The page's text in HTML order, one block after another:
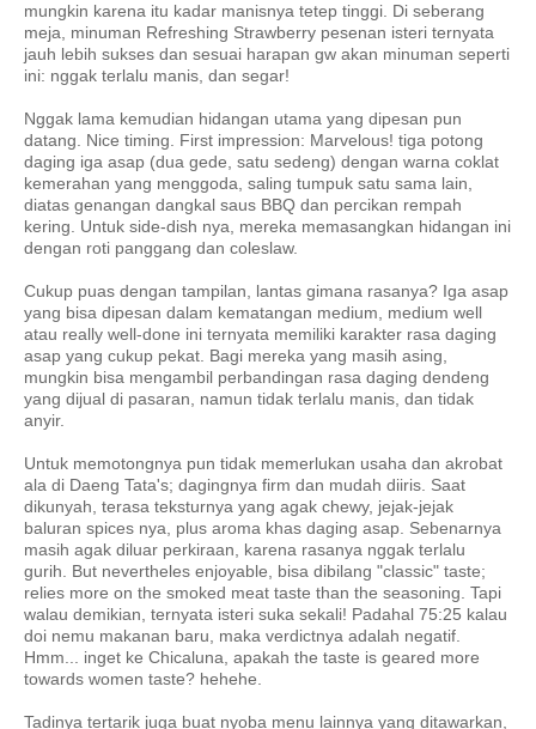
mungkin karena itu kadar manisnya tetep tinggi. Di seberang
meja, minuman Refreshing Strawberry pesenan isteri ternyata
jauh lebih sukses dan sesuai harapan gw akan minuman seperti
ini: nggak terlalu manis, dan segar!
Nggak lama kemudian hidangan utama yang dipesan pun
datang. Nice timing. First impression: Marvelous! tiga potong
daging iga asap (dua gede, satu sedeng) dengan warna coklat
kemerahan yang menggoda, saling tumpuk satu sama lain,
diatas genangan dangkal saus BBQ dan percikan rempah
kering. Untuk side-dish nya, mereka memasangkan hidangan ini
dengan roti panggang dan coleslaw.
Cukup puas dengan tampilan, lantas gimana rasanya? Iga asap
yang bisa dipesan dalam kematangan medium, medium well
atau really well-done ini ternyata memiliki karakter rasa daging
asap yang cukup pekat. Bagi mereka yang masih asing,
mungkin bisa mengambil perbandingan rasa daging dendeng
yang dijual di pasaran, namun tidak terlalu manis, dan tidak
anyir.
Untuk memotongnya pun tidak memerlukan usaha dan akrobat
ala di Daeng Tata's; dagingnya firm dan mudah diiris. Saat
dikunyah, terasa teksturnya yang agak chewy, jejak-jejak
baluran spices nya, plus aroma khas daging asap. Sebenarnya
masih agak diluar perkiraan, karena rasanya nggak terlalu
gurih. But nevertheles enjoyable, bisa dibilang "classic" taste;
relies more on the smoked meat taste than the seasoning. Tapi
walau demikian, ternyata isteri suka sekali! Padahal 75:25 kalau
doi nemu makanan baru, maka verdictnya adalah negatif.
Hmm... inget ke Chicaluna, apakah the taste is geared more
towards women taste? hehehe.
Tadinya tertarik juga buat nyoba menu lainnya yang ditawarkan,